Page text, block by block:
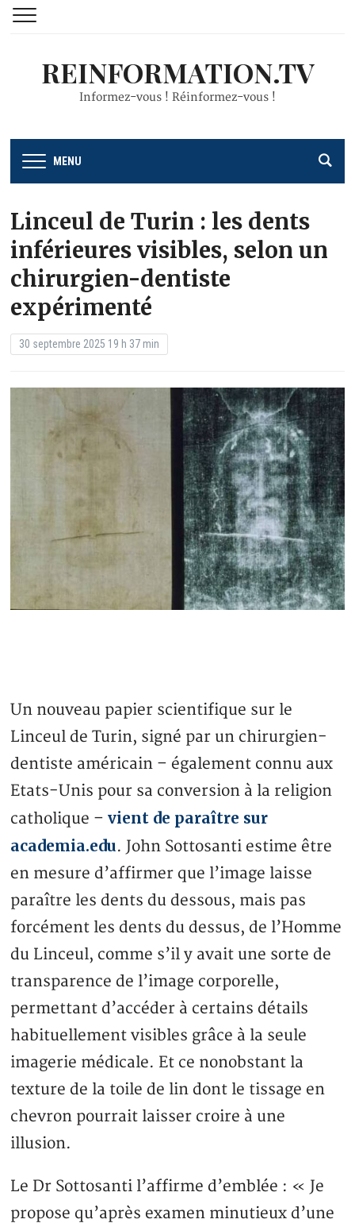
REINFORMATION.TV
Informez-vous ! Réinformez-vous !
MENU
Linceul de Turin : les dents
inférieures visibles, selon un
chirurgien-dentiste
expérimenté
30 septembre 2025 19 h 37 min
Un nouveau papier scientifique sur le
Linceul de Turin, signé par un chirurgien-
dentiste américain ­– également connu aux
Etats-Unis pour sa conversion à la religion
catholique –vient de paraître sur
academia.edu. John Sottosanti estime être
en mesure d’affirmer que l’image laisse
paraître les dents du dessous, mais pas
forcément les dents du dessus, de l’Homme
du Linceul, comme s’il y avait une sorte de
transparence de l’image corporelle,
permettant d’accéder à certains détails
habituellement visibles grâce à la seule
imagerie médicale. Et ce nonobstant la
texture de la toile de lin dont le tissage en
chevron pourrait laisser croire à une
illusion.
Le Dr Sottosanti l’affirme d’emblée : « Je
propose qu’après examen minutieux d’une